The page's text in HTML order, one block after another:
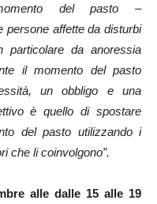
del pasto –
persone affette da disturbi
particolare da anoressia
il momento del pasto
un obbligo e una
è quello di spostare
del pasto utilizzando i
che li coinvolgono”.
alle dalle 15 alle 19